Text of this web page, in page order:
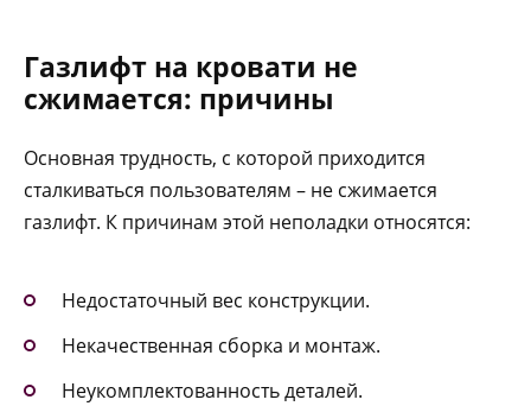
Газлифт на кровати не
сжимается: причины
Основная трудность, с которой приходится
сталкиваться пользователям – не сжимается
газлифт. К причинам этой неполадки относятся:
Недостаточный вес конструкции.
Некачественная сборка и монтаж.
Неукомплектованность деталей.